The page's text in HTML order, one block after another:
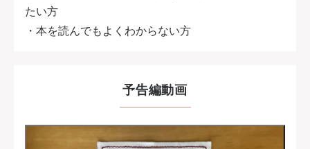
たい方
・本を読んでもよくわからない方
予告編動画